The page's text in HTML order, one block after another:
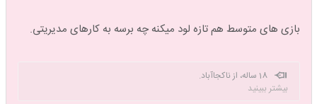
بازی های متوسط هم تازه لود میکنه چه برسه به کارهای مدیریتی.
18 ساله، از ناکجاآباد.
بیشتر ببینید